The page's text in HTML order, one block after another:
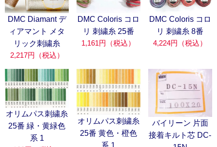
DMC Diamant デ
ィアマント メタ
リック刺繍糸
2,217円（税込）
DMC Coloris コロ
リ 刺繍糸 25番
1,161円（税込）
DMC Coloris コロ
リ 刺繍糸 8番
4,224円（税込）
オリムパス刺繍糸
25番 緑・黄緑色
系 1
オリムパス刺繍糸
25番 黄色・橙色
バイリーン 片面
接着キルト芯 DC-